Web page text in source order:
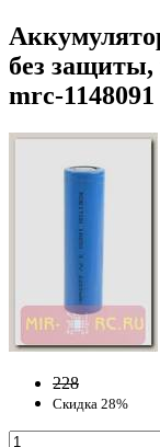
без
mrc-1148091
228
Скидка 28%